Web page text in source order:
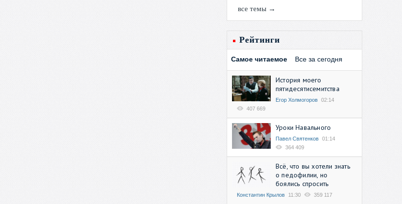
все темы →
Рейтинги
Самое читаемое Все за сегодня
История моего
пятидесятисемитства
Егор Холмогоров 02:14
407 669
Уроки Навального
Павел Святенков 01:14
364 409
Всё, что вы хотели знать
о педофилии, но
боялись спросить
Константин Крылов 11:30 359 117